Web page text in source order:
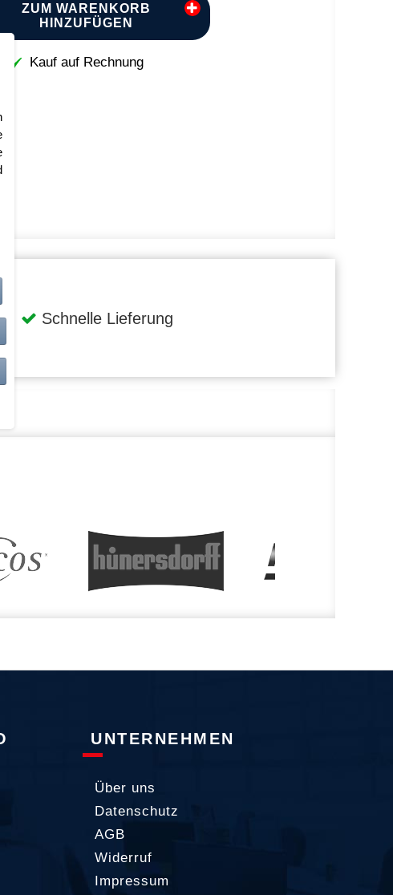
ZUM WARENKORB
HINZUFÜGEN
Kauf auf Rechnung
Schnelle Lieferung
UNTERNEHMEN
Über uns
Datenschutz
AGB
Widerruf
Impressum